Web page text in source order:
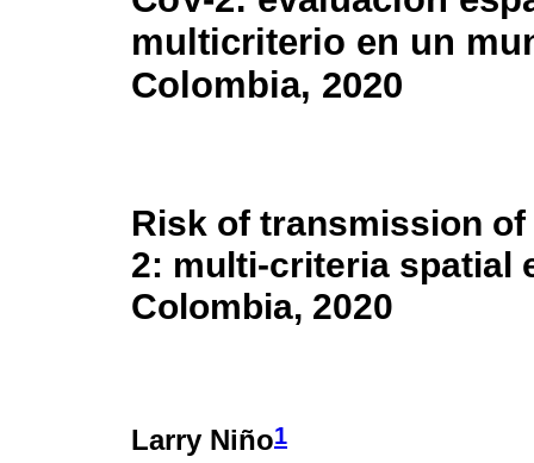
multicriterio en un
Colombia, 2020
Risk of transmission of
2: multi-criteria spatial
Colombia, 2020
Larry Niño1